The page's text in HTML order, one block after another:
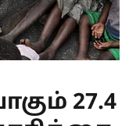
27.4